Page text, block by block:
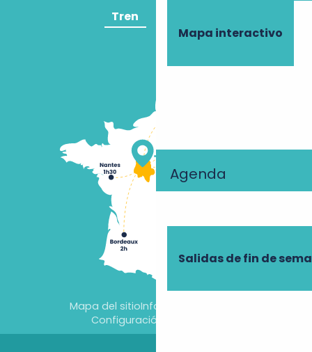
Mapa interactivo
Agenda
Salidas de fin de
Tren
Mapa del sitioInformación jurídica
Configuración de cookies